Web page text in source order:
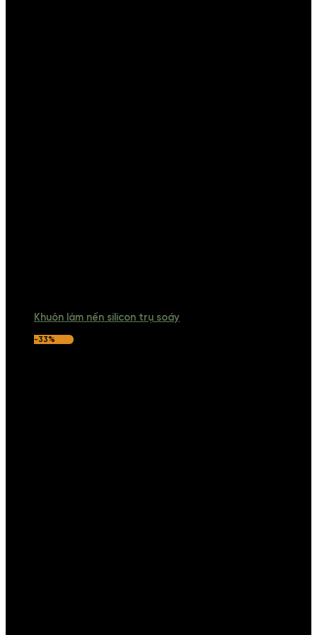
Khuôn làm nến silicon trụ soáy
-33%